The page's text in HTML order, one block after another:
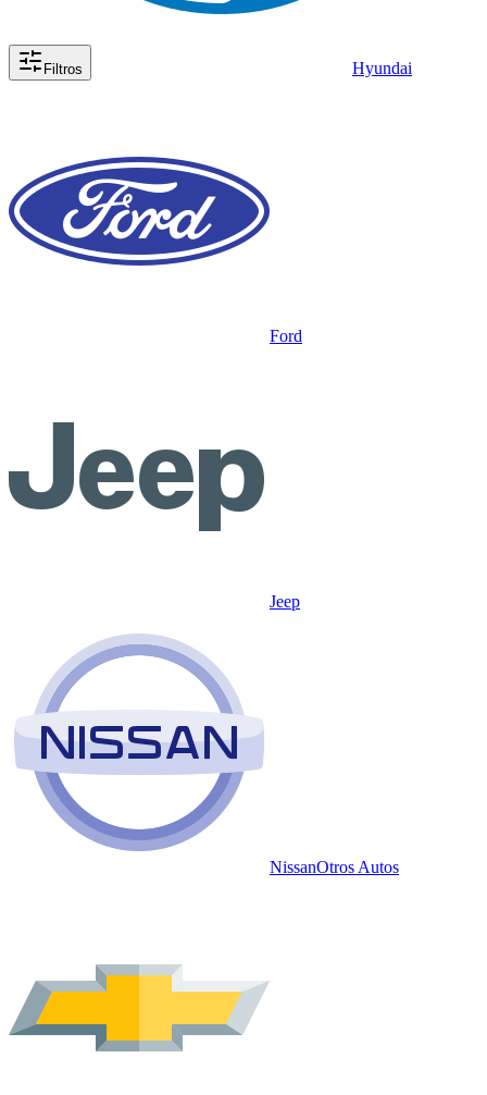
Filtros Hyundai
Ford
Jeep
NissanOtros Autos